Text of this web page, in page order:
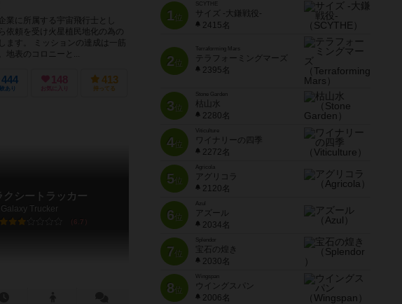
業に所属する宇宙飛行士とし
依頼を受け火星植民地化の為の
ます。 ミッションの達成は一筋
地表のコロニーと...
444
あり
148
お気に入り
413
持ってる
クシートラッカー
Galaxy Trucker
6.7
1位
SCYTHE
サイズ -大鎌戦役-
2415名
2位
Terraforming Mars
テラフォーミングマーズ
2395名
3位
Stone Garden
枯山水
2280名
4位
Viticulture
ワイナリーの四季
2272名
5位
Agricola
アグリコラ
2120名
6位
Azul
アズール
2034名
7位
宝石の煌き
2030名
8位
Wingspan
ウイングスパン
2006名